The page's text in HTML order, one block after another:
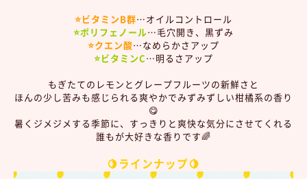
⭐️ビタミンB群…オイルコントロール
⭐️ポリフェノール…毛穴開き、黒ずみ
⭐️クエン酸…なめらかさアップ
⭐️ビタミンC…明るさアップ
もぎたてのレモンとグレープフルーツの新鮮さと
ほんの少し苦みも感じられる爽やかでみずみずしい柑橘系の香り
😋
暑くジメジメする季節に、 すっきりと爽快な気分にさせてくれる
誰もが大好きな香りです🌈
🍋ラインナップ🍋